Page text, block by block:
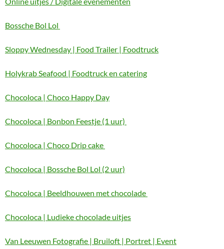
Bossche Bol Lol
Sloppy Wednesday | Food Trailer | Foodtruck
Holykrab Seafood | Foodtruck en catering
Chocoloca | Choco Happy Day
Chocoloca | Bonbon Feestje (1 uur)
Chocoloca | Choco Drip cake
Chocoloca | Bossche Bol Lol (2 uur)
Chocoloca | Beeldhouwen met chocolade
Chocoloca | Ludieke chocolade uitjes
Van Leeuwen Fotografie | Bruiloft | Portret | Event